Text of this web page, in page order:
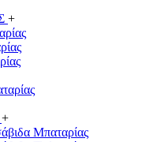
+
+
Μπαταρίας